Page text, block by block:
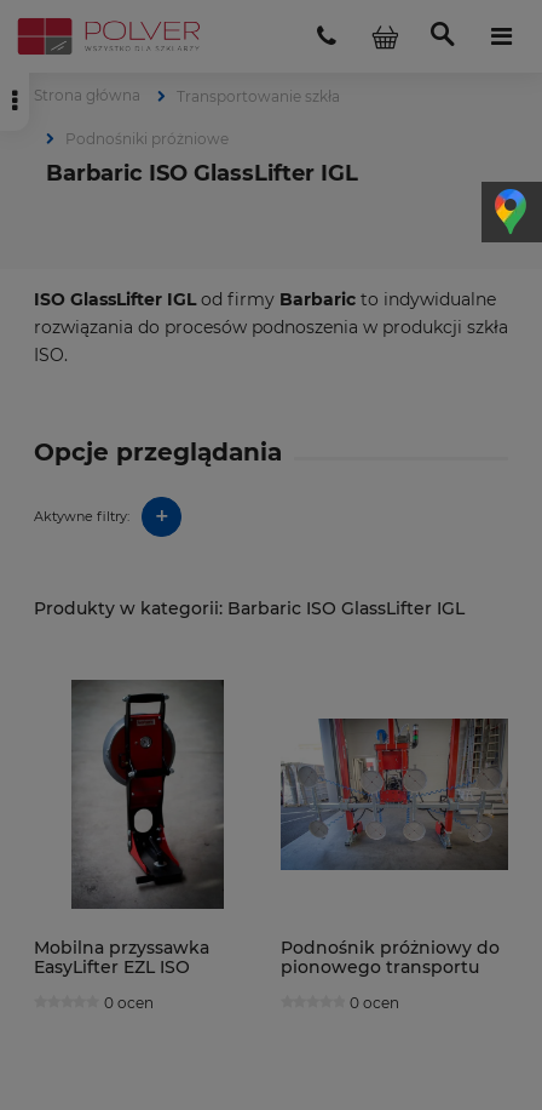
Strona główna Transportowanie szkła
Podnośniki próżniowe
Barbaric ISO GlassLifter IGL
Opcje przeglądania
Aktywne filtry: +
ISO GlassLifter IGLod firmy Barbaric to indywidualne
rozwiązania do procesów podnoszenia w produkcji szkła
ISO.
Barbaric ISO GlassLifter IGL
Mobilna przyssawka
EasyLifter EZL ISO
0 ocen
Podnośnik próżniowy do
pionowego transportu
Barbaric0 ocen